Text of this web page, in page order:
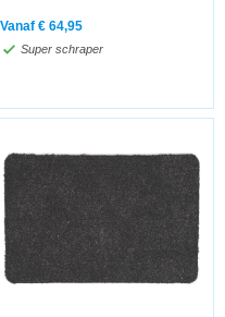
Vanaf € 64,95
Super schraper